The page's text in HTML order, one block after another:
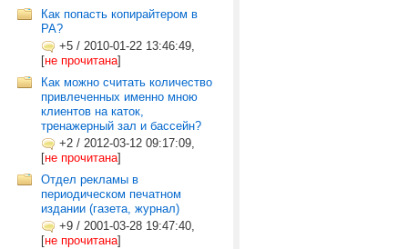
Как попасть копирайтером в
РА?
+5 / 2010-01-22 13:46:49,
[не прочитана]
Как можно считать количество
привлеченных именно мною
клиентов на каток,
тренажерный зал и бассейн?
+2 / 2012-03-12 09:17:09,
[не прочитана]
Отдел рекламы в
периодическом печатном
издании (газета, журнал)
+9 / 2001-03-28 19:47:40,
[не прочитана]